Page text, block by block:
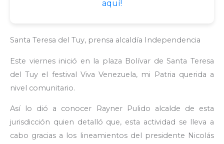
aquí!
Santa Teresa del Tuy, prensa alcaldía Independencia
Este viernes inició en la plaza Bolívar de Santa Teresa
del Tuy el festival Viva Venezuela, mi Patria querida a
nivel comunitario.
Así lo dió a conocer Rayner Pulido alcalde de esta
jurisdicción quien detalló que, esta actividad se lleva a
cabo gracias a los lineamientos del presidente Nicolás